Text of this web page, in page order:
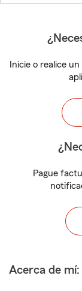
Inicie o realice
Pague
Acerca de mí: